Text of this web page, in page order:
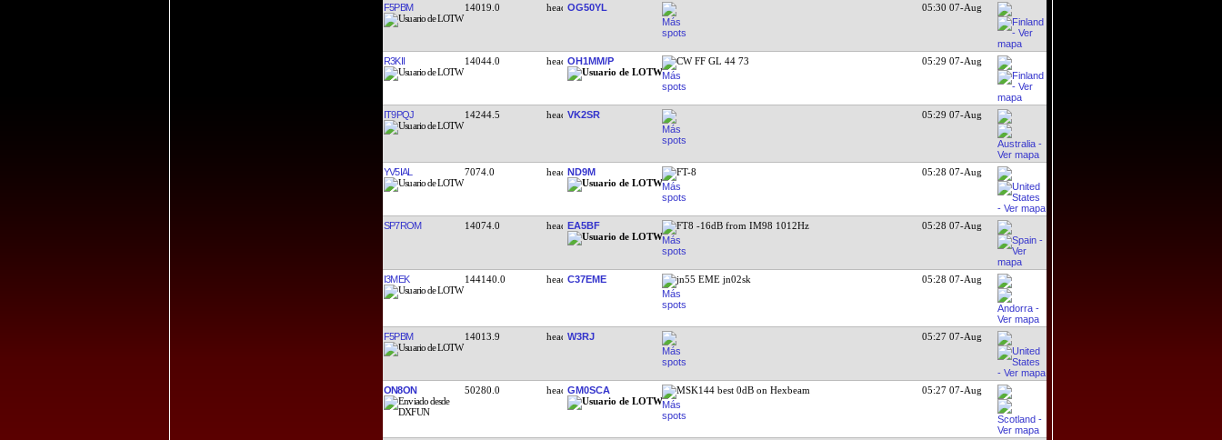
F5PBM 14019.0 OG50YL 05:30 07-Aug
R3KII 14044.0 OH1MM/P CW FF GL 44 73 05:29 07-Aug
IT9PQJ 14244.5 VK2SR 05:29 07-Aug
YV5IAL 7074.0 ND9M FT-8 05:28 07-Aug
SP7ROM 14074.0 EA5BF FT8 -16dB from IM98 1012Hz 05:28 07-Aug
I3MEK 144140.0 C37EME jn55 EME jn02sk 05:28 07-Aug
F5PBM 14013.9 W3RJ 05:27 07-Aug
ON8ON 50280.0 GM0SCA MSK144 best 0dB on Hexbeam 05:27 07-Aug